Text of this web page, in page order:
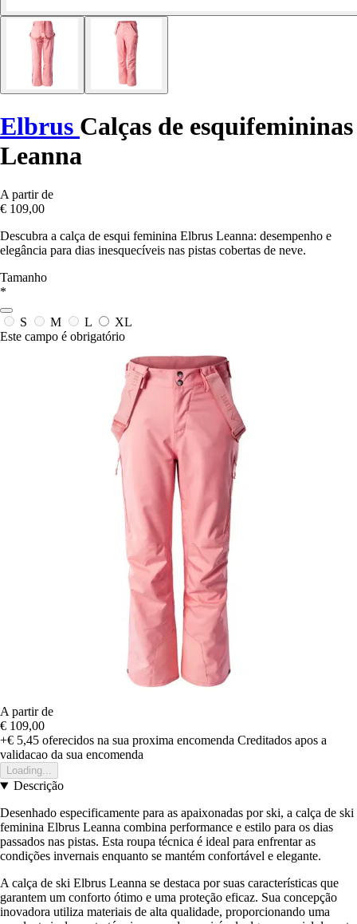
Elbrus Calças de esquifemininas
Leanna
A partir de
€ 109,00
Descubra a calça de esqui feminina Elbrus Leanna: desempenho e
elegância para dias inesquecíveis nas pistas cobertas de neve.
Tamanho
*
S M L
XL
Este campo é obrigatório
A partir de
€ 109,00
+€ 5,45 oferecidos na sua proxima encomenda Creditados apos a
validacao da sua encomenda
Loading...
Descrição
Desenhado especificamente para as apaixonadas por ski, a calça de ski
feminina Elbrus Leanna combina performance e estilo para os dias
passados nas pistas. Esta roupa técnica é ideal para enfrentar as
condições invernais enquanto se mantém confortável e elegante.
A calça de ski Elbrus Leanna se destaca por suas características que
garantem um conforto ótimo e uma proteção eficaz. Sua concepção
inovadora utiliza materiais de alta qualidade, proporcionando uma